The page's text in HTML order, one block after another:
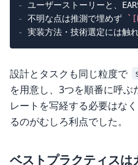
-
-
不明な点は推測で埋めず
-
設計とタスクも同じ粒度で
を用意し、3つを順番に呼
レートを写経する必要はな
るのがむしろ利点でした。
ベストプラクティス